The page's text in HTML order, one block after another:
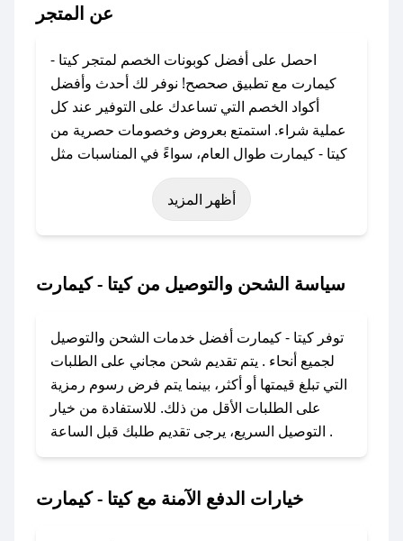
عن المتجر
احصل على أفضل كوبونات الخصم لمتجر كيتا -
كيمارت مع تطبيق صحصح! نوفر لك أحدث وأفضل
أكواد الخصم التي تساعدك على التوفير عند كل
عملية شراء. استمتع بعروض وخصومات حصرية من
كيتا - كيمارت طوال العام، سواءً في المناسبات مثل
عيد الفطر، عيد الأضحى، الجمعة البيضاء (شهر
نوفمبر)، رمضان، اليوم الوطني، يوم التأسيس، أو
حتى عروض خاصة أخرى.
باستخدام تطبيق صحصح، يمكنك العثور بسهولة على
الكوبون، تواصل معنا عبر تويتر أو البريد الإلكتروني
لإضافته بسرعة.
### كيفية استخدام كود خصم كيتا - كيمارت؟
1. انسخ كود الخصم من تطبيق صحصح.
2. الصقه في خانة الدفع عند التسوق من كيتا -
أظهر المزيد
سياسة الشحن والتوصيل من كيتا - كيمارت
توفر كيتا - كيمارت أفضل خدمات الشحن والتوصيل
لجميع أنحاء . يتم تقديم شحن مجاني على الطلبات
التي تبلغ قيمتها أو أكثر، بينما يتم فرض رسوم رمزية
على الطلبات الأقل من ذلك. للاستفادة من خيار
التوصيل السريع، يرجى تقديم طلبك قبل الساعة .
خيارات الدفع الآمنة مع كيتا - كيمارت